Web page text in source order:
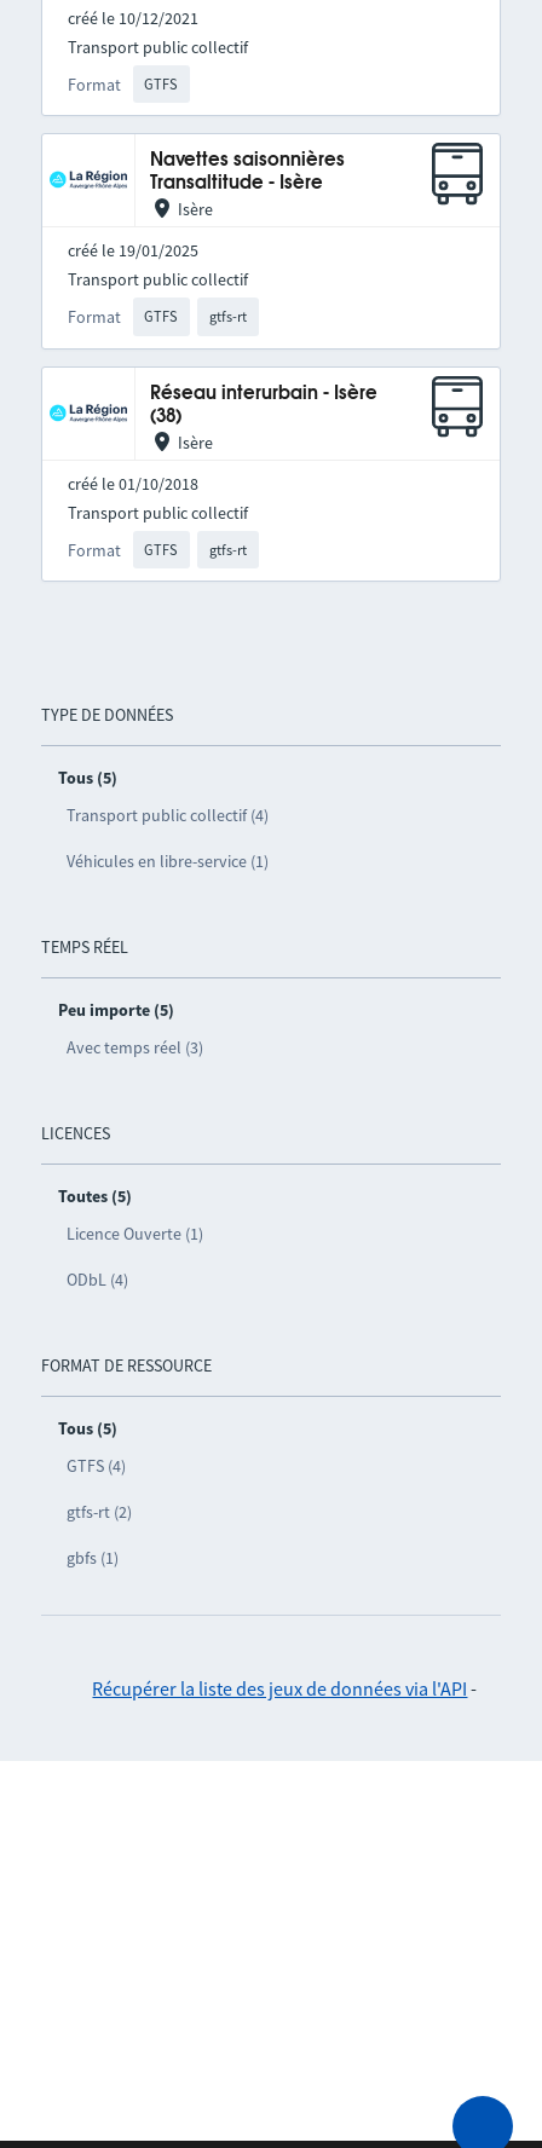
TYPE DE DONNÉES
Tous (5)
Transport public collectif (4)
Véhicules en libre-service (1)
TEMPS RÉEL
Peu importe (5)
Avec temps réel (3)
LICENCES
Toutes (5)
Licence Ouverte (1)
ODbL (4)
FORMAT DE RESSOURCE
Tous (5)
GTFS (4)
gtfs-rt (2)
gbfs (1)
créé le 10/12/2021
Format GTFS
Transport public collectif
Navettes saisonnières
Transaltitude - Isère
Isère
créé le 19/01/2025
Format GTFS gtfs-rt
Transport public collectif
Réseau interurbain - Isère
(38)
Isère
créé le 01/10/2018
Format GTFS gtfs-rt
Transport public collectif
Récupérer la liste des jeux de données via l'API -